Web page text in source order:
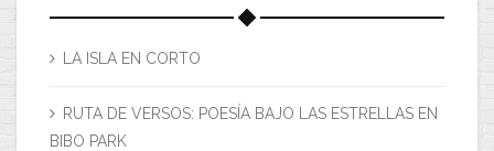
LA ISLA EN CORTO
RUTA DE VERSOS: POESÍA BAJO LAS ESTRELLAS EN
BIBO PARK